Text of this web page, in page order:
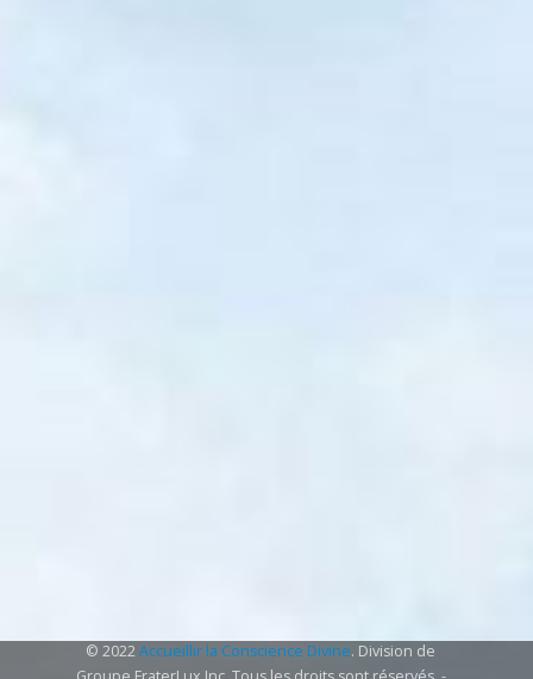
© 2022Accueillir la Conscience Divine. Division de